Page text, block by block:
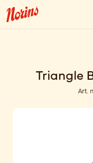
Triangle
Art.